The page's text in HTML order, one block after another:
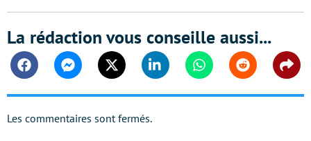
La rédaction vous conseille aussi...
FacebookMessengerTwitter Linkedin WhatsappReddit
Les commentaires sont fermés.